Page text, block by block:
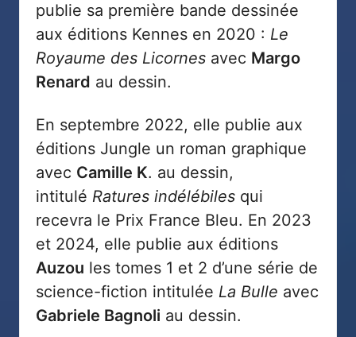
publie sa première bande dessinée
aux éditions Kennes en 2020 : Le
Royaume des Licornes avec Margo
Renard au dessin.
En septembre 2022, elle publie aux
éditions Jungle un roman graphique
avec Camille K. au dessin,
intitulé Ratures indélébiles qui
recevra le Prix France Bleu. En 2023
et 2024, elle publie aux éditions
Auzou les tomes 1 et 2 d’une série de
science-fiction intitulée La Bulle avec
Gabriele Bagnoli au dessin.